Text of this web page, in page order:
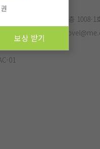
보상 받기
유스페이스2 B동 10층 1008-1
작가문의 :
호
01